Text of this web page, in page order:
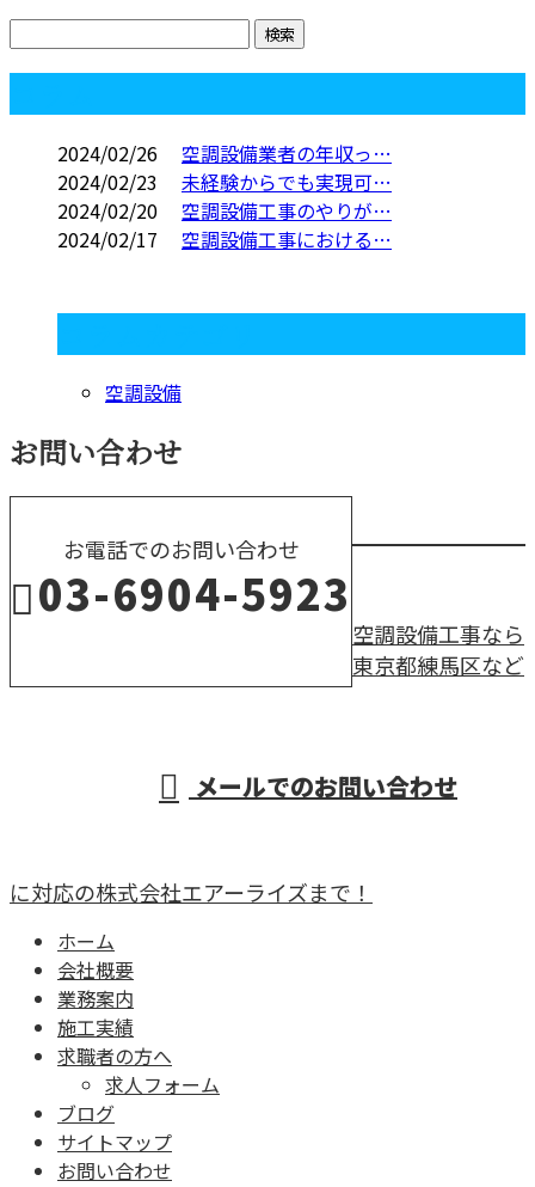
2024/02/26
空調設備業者の年収っ…
2024/02/23
未経験からでも実現可…
2024/02/20
空調設備工事のやりが…
2024/02/17
空調設備工事における…
空調設備
お問い合わせ
お電話でのお問い合わせ
03-6904-5923
メールでのお問い合わせ
空調設備工事なら
東京都練馬区など
に対応の株式会社エアーライズまで！
ホーム
会社概要
業務案内
施工実績
求職者の方へ
求人フォーム
ブログ
サイトマップ
お問い合わせ